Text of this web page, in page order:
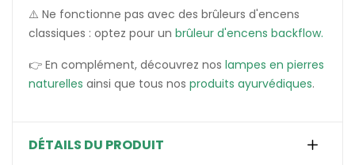
⚠️ Ne fonctionne pas avec des brûleurs d'encens
classiques : optez pour un brûleur d'encens backflow.
👉 En complément, découvrez nos lampes en pierres
naturelles ainsi que tous nos produits ayurvédiques.
DÉTAILS DU PRODUIT